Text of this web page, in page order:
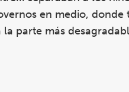
en medio, donde
parte más